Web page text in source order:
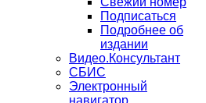
Подписаться
Подробнее об
издании
Видео.Консультант
СБИС
Электронный
навигатор